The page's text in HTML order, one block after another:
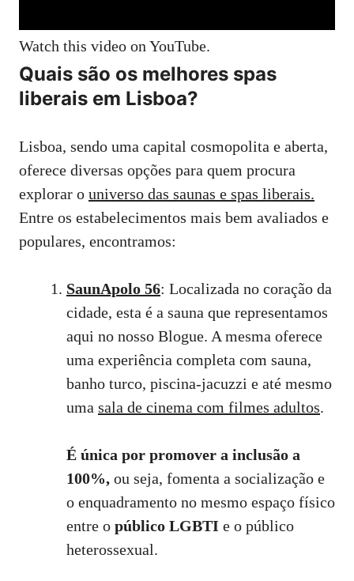
Watch this video on YouTube.
Quais são os melhores spas
liberais em Lisboa?
Lisboa, sendo uma capital cosmopolita e aberta,
oferece diversas opções para quem procura
explorar o universo das saunas e spas liberais.
Entre os estabelecimentos mais bem avaliados e
populares, encontramos:
SaunApolo 56: Localizada no coração da
cidade, esta é a sauna que representamos
aqui no nosso Blogue. A mesma oferece
uma experiência completa com sauna,
banho turco, piscina-jacuzzi e até mesmo
uma sala de cinema com filmes adultos.
É única por promover a inclusão a
100%, ou seja, fomenta a socialização e
o enquadramento no mesmo espaço físico
entre o público LGBTI e o público
heterossexual.